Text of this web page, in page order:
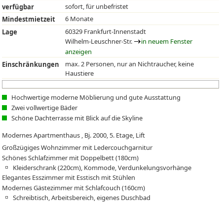
verfügbar
sofort, für unbefristet
Mindestmietzeit
6 Monate
Lage
60329 Frankfurt-Innenstadt
Wilhelm-Leuschner-Str.
in neuem Fenster
anzeigen
Einschränkungen
max. 2 Personen, nur an Nichtraucher, keine
Haustiere
Hochwertige moderne Möblierung und gute Ausstattung
Zwei vollwertige Bäder
Schöne Dachterrasse mit Blick auf die Skyline
Modernes Apartmenthaus , Bj. 2000, 5. Etage, Lift
Großzügiges Wohnzimmer mit Ledercouchgarnitur
Schönes Schlafzimmer mit Doppelbett (180cm)
Kleiderschrank (220cm), Kommode, Verdunkelungsvorhänge
Elegantes Esszimmer mit Esstisch mit Stühlen
Modernes Gästezimmer mit Schlafcouch (160cm)
Schreibtisch, Arbeitsbereich, eigenes Duschbad